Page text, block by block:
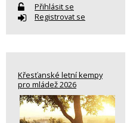
Přihlásit se
Registrovat se
Křesťanské letní kempy
pro mládež 2026